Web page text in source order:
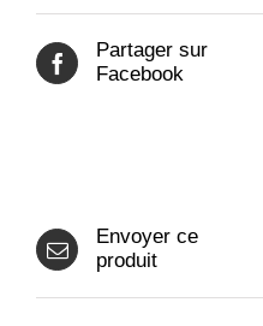
Partager sur
Facebook
Envoyer ce
produit